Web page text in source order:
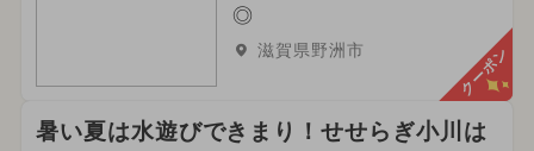
◎
滋賀県野洲市 クーポン
暑い夏は水遊びできまり！せせらぎ小川は